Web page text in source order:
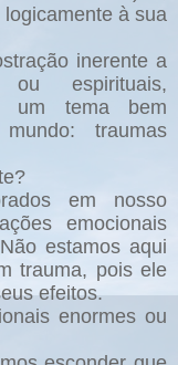
à sua
inerente a
ou espirituais,
um tema bem
traumas
em nosso
emocionais
estamos aqui
trauma, pois ele
efeitos.
enormes ou